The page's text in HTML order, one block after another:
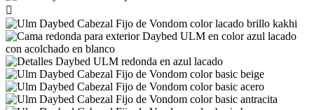
